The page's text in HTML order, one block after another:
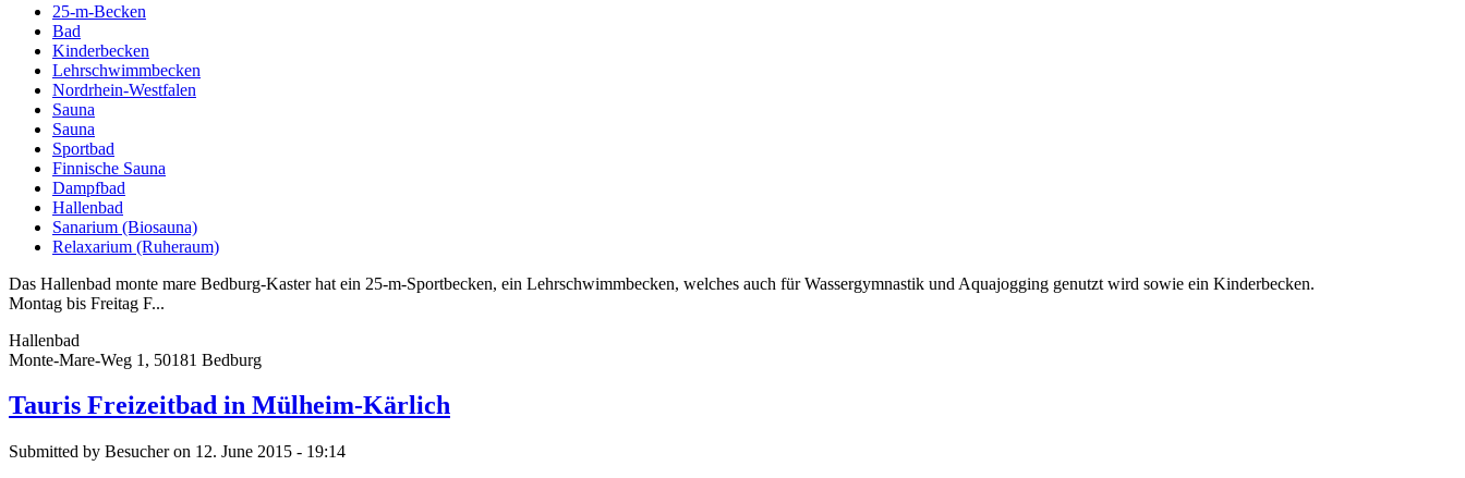
25-m-Becken
Bad
Kinderbecken
Lehrschwimmbecken
Nordrhein-Westfalen
Sauna
Sauna
Sportbad
Finnische Sauna
Dampfbad
Hallenbad
Sanarium (Biosauna)
Relaxarium (Ruheraum)
Das Hallenbad monte mare Bedburg-Kaster hat ein 25-m-Sportbecken, ein Lehrschwimmbecken, welches auch für Wassergymnastik und Aquajogging genutzt wird sowie ein Kinderbecken.
Montag bis Freitag F...
Hallenbad
Monte-Mare-Weg 1, 50181 Bedburg
Tauris Freizeitbad in Mülheim-Kärlich
Submitted by Besucher on 12. June 2015 - 19:14